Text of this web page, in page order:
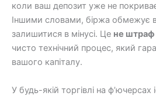
коли ваш депозит уже не
Іншими словами, біржа обмежує
залишитися в мінусі. Це не штраф
чисто технічний процес, який
вашого капіталу.
У будь-якій торгівлі на ф’ючерсах